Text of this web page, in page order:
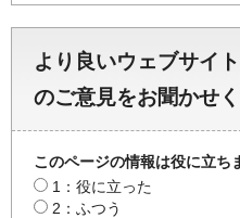
より良いウェブサイ
のご意見をお聞かせ
このページの情報は役に立ち
1：役に立った
2：ふつう